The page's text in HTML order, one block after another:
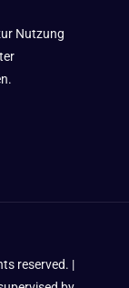
Nutzung
reserved. |